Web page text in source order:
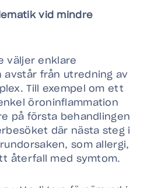
vid mindre
väljer enklare
avstår från utredning av
Till exempel om ett
öroninflammation
på första behandlingen
där nästa steg i
som allergi,
återfall med symtom.